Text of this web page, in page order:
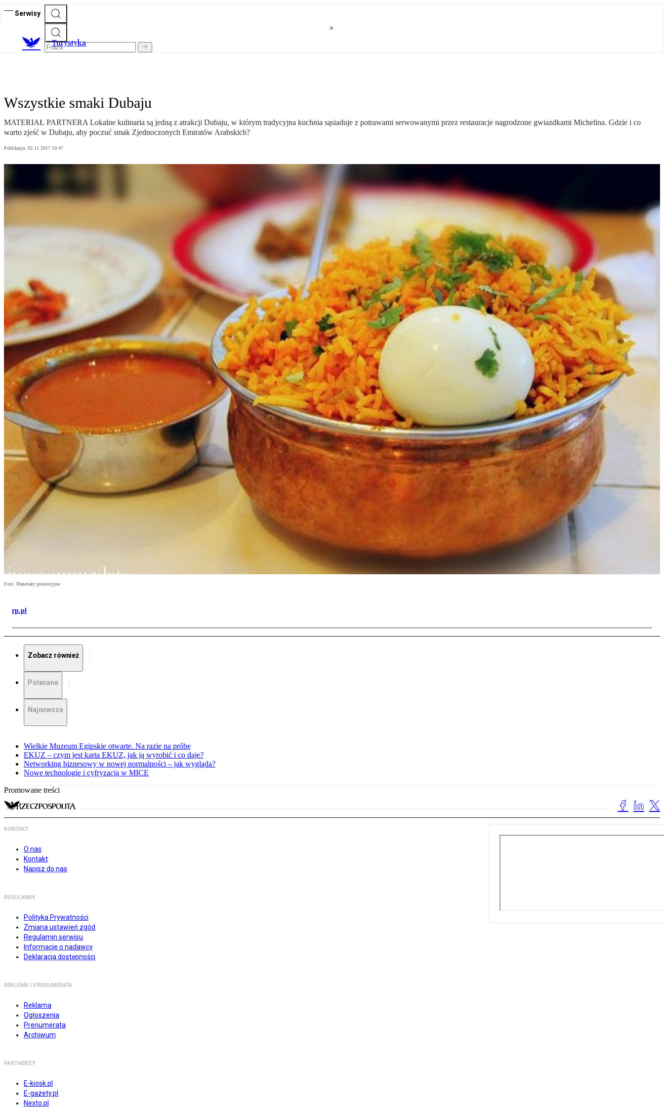
Serwisy
Turystyka
Wszystkie smaki Dubaju
MATERIAŁ PARTNERA Lokalne kulinaria są jedną z atrakcji Dubaju, w którym tradycyjna kuchnia sąsiaduje z potrawami serwowanymi przez restauracje nagrodzone gwiazdkami Michelina. Gdzie i co
warto zjeść w Dubaju, aby poczuć smak Zjednoczonych Emiratów Arabskich?
Publikacja: 02.11.2017 10:47
Foto: Materiały promocyjne
rp.pl
Zobacz również
Polecane
Najnowsze
Wielkie Muzeum Egipskie otwarte. Na razie na próbę
EKUZ – czym jest karta EKUZ, jak ją wyrobić i co daje?
Networking biznesowy w nowej normalności – jak wygląda?
Nowe technologie i cyfryzacja w MICE
Promowane treści
KONTAKT
O nas
Kontakt
Napisz do nas
REGULAMIN
Polityka Prywatności
Zmiana ustawień zgód
Regulamin serwisu
Informacje o nadawcy
Deklaracja dostępności
REKLAMA I PRENUMERATA
Reklama
Ogłoszenia
Prenumerata
Archiwum
PARTNERZY
E-kiosk.pl
E-gazety.pl
Nexto.pl